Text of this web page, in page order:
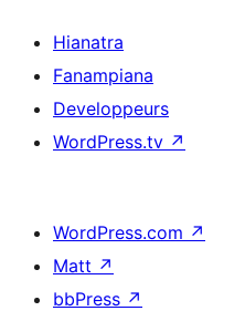
Hianatra
Fanampiana
Developpeurs
WordPress.tv ↗
WordPress.com ↗
Matt ↗
bbPress ↗